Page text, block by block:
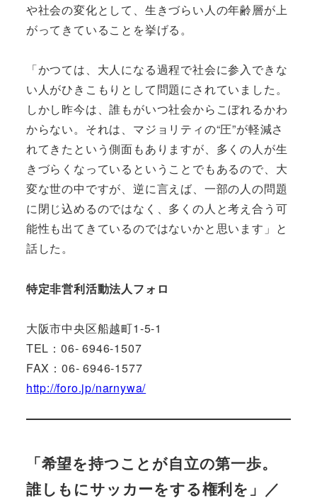
や社会の変化として、生きづらい人の年齢層が上
がってきていることを挙げる。
「かつては、大人になる過程で社会に参入できな
い人がひきこもりとして問題にされていました。
しかし昨今は、誰もがいつ社会からこぼれるかわ
からない。それは、マジョリティの“圧”が軽減さ
れてきたという側面もありますが、多くの人が生
きづらくなっているということでもあるので、大
変な世の中ですが、逆に言えば、一部の人の問題
に閉じ込めるのではなく、多くの人と考え合う可
能性も出てきているのではないかと思います」と
話した。
特定非営利活動法人フォロ
大阪市中央区船越町1-5-1
TEL：06- 6946-1507
FAX：06- 6946-1577
http://foro.jp/narnywa/
「希望を持つことが自立の第一歩。
誰しもにサッカーをする権利を」／